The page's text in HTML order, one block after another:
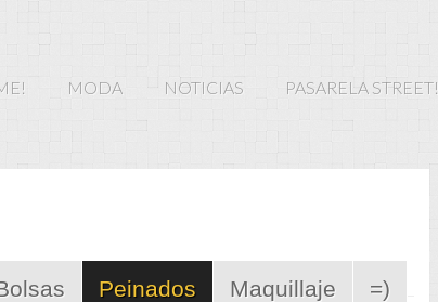
MODA
VERANO
NOTICIAS PASARELA STREET!
Moda en Estados
y Norte de Amèrica
Peinados Maquillaje =)